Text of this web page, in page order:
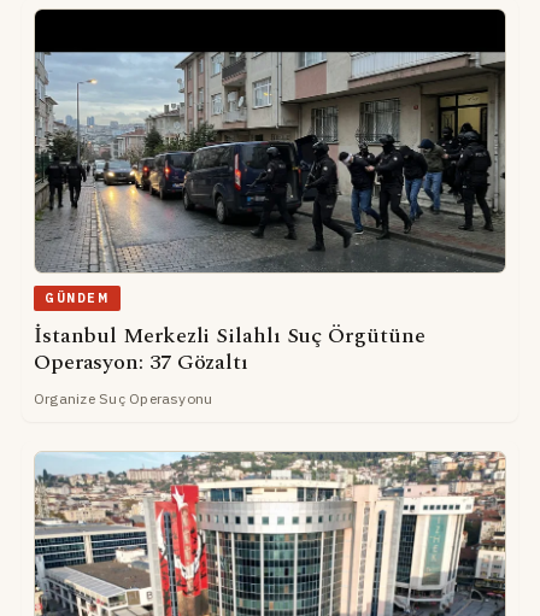
GÜNDEM
İstanbul Merkezli Silahlı Suç Örgütüne
Operasyon: 37 Gözaltı
Organize Suç Operasyonu